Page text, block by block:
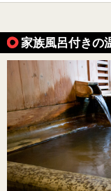
家族風呂付きの